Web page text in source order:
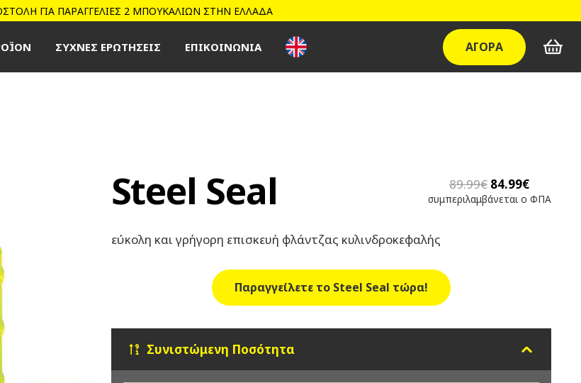
ΓΙΑ ΠΑΡΑΓΓΕΛΙΕΣ 2 ΜΠΟΥΚΑΛΙΩΝ ΣΤΗΝ ΕΛΛΑΔΑ
ΣΥΧΝΕΣ ΕΡΩΤΗΣΕΙΣ ΕΠΙΚΟΙΝΩΝΙΑ ΑΓΟΡΑ
Steel Seal 89.99€ Original
price
84.99€Η
συμπεριλαμβάνεται ο ΦΠΑ
εύκολη και γρήγορη επισκευή φλάντζας κυλινδροκεφαλής
Παραγγείλετε το Steel Seal τώρα!
Συνιστώμενη Ποσότητα